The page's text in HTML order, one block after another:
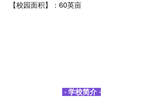
【校园面积】：60英亩
· 学校简介 ·